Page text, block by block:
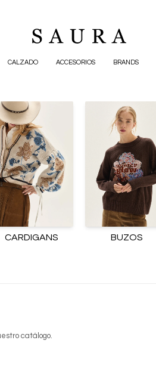
CALZADO ACCESORIOS BRANDS
CARDIGANS BUZOS
catálogo.